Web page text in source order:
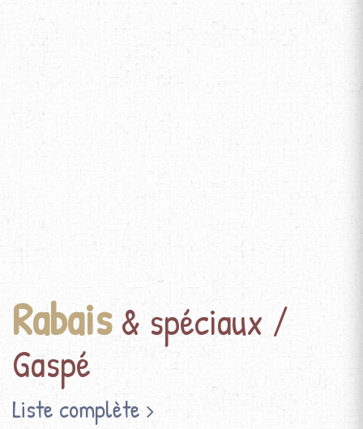
Rabais& spéciaux /
Gaspé
Liste complète